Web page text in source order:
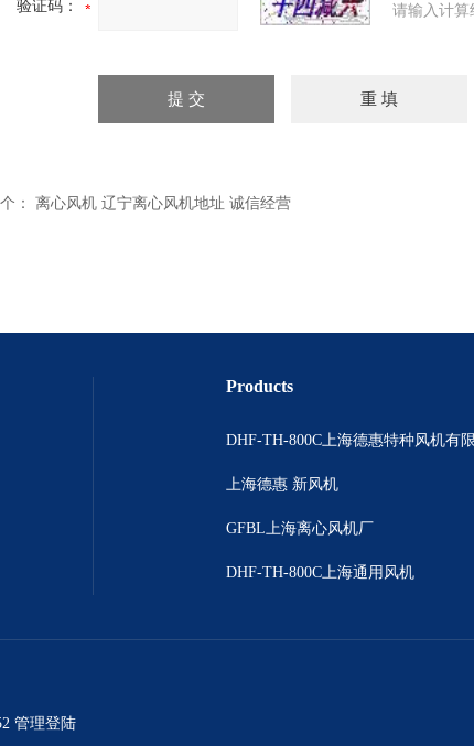
验证码： 请输入计算
： 离心风机 辽宁离心风机地址 诚信经营
Products
上海德惠 新风机
GFBL上海离心风机厂
DHF-TH-800C上海通用风机
管理登陆